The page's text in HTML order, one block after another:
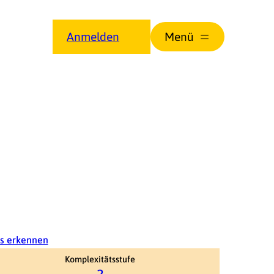
Anmelden
erkennen
Komplexitätsstufe